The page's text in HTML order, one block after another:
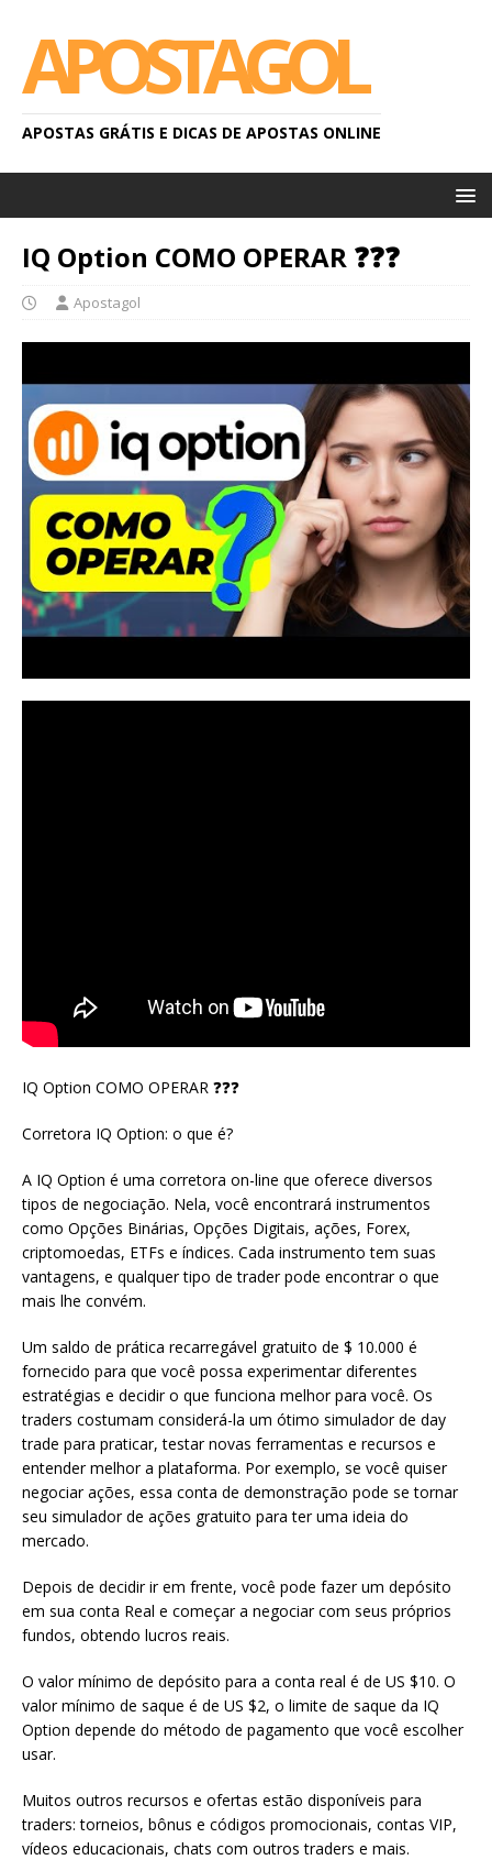
APOSTAGOL
APOSTAS GRÁTIS E DICAS DE APOSTAS ONLINE
IQ Option COMO OPERAR ❓❓❓
Apostagol
IQ Option COMO OPERAR ❓❓❓
Corretora IQ Option: o que é?
A IQ Option é uma corretora on-line que oferece diversos
tipos de negociação. Nela, você encontrará instrumentos
como Opções Binárias, Opções Digitais, ações, Forex,
criptomoedas, ETFs e índices. Cada instrumento tem suas
vantagens, e qualquer tipo de trader pode encontrar o que
mais lhe convém.
Um saldo de prática recarregável gratuito de $ 10.000 é
fornecido para que você possa experimentar diferentes
estratégias e decidir o que funciona melhor para você. Os
traders costumam considerá-la um ótimo simulador de day
trade para praticar, testar novas ferramentas e recursos e
entender melhor a plataforma. Por exemplo, se você quiser
negociar ações, essa conta de demonstração pode se tornar
seu simulador de ações gratuito para ter uma ideia do
mercado.
Depois de decidir ir em frente, você pode fazer um depósito
em sua conta Real e começar a negociar com seus próprios
fundos, obtendo lucros reais.
O valor mínimo de depósito para a conta real é de US $10. O
valor mínimo de saque é de US $2, o limite de saque da IQ
Option depende do método de pagamento que você escolher
usar.
Muitos outros recursos e ofertas estão disponíveis para
traders: torneios, bônus e códigos promocionais, contas VIP,
vídeos educacionais, chats com outros traders e mais.